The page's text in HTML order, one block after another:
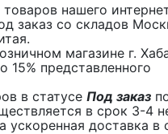
нашего
заказ со складов
магазине г.
15% представленного
в статусе Под заказ
в срок 3-4
ускоренная доставка в